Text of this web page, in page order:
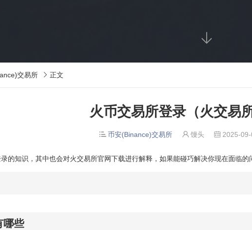

交易所  正文
火币交易所登录（火交易
 币安(Binance)交易所  馒头  2025-
的知识，其中也会对火交易所官网下载进行解释，如果能碰巧解决你现在面临的
哪些